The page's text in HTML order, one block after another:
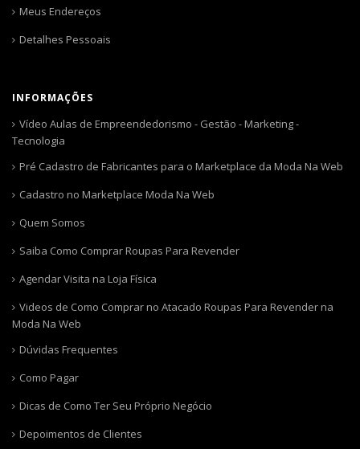
Meus Endereços
Detalhes Pessoais
INFORMAÇÕES
Vídeo Aulas de Empreendedorismo - Gestão - Marketing -
Tecnologia
Pré Cadastro de Fabricantes para o Marketplace da Moda Na Web
Cadastro no Marketplace Moda Na Web
Quem Somos
Saiba Como Comprar Roupas Para Revender
Agendar Visita na Loja Física
Videos de Como Comprar no Atacado Roupas Para Revender na
Moda Na Web
Dúvidas Frequentes
Como Pagar
Dicas de Como Ter Seu Próprio Negócio
Depoimentos de Clientes